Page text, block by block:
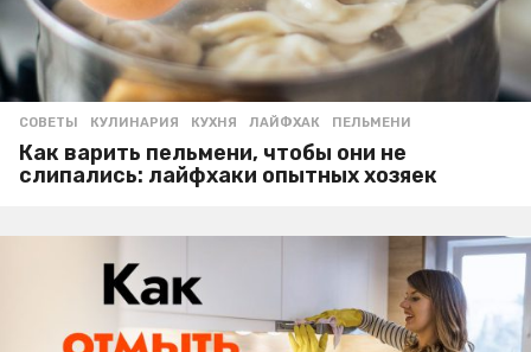
СОВЕТЫ КУЛИНАРИЯ ,КУХНЯ ,ЛАЙФХАК ,ПЕЛЬМЕНИ
Как варить пельмени, чтобы они не
слипались: лайфхаки опытных хозяек